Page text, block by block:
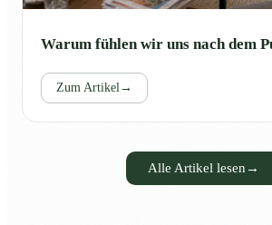
Warum fühlen wir uns nach dem
Zum Artikel →
Alle Artikel lesen →